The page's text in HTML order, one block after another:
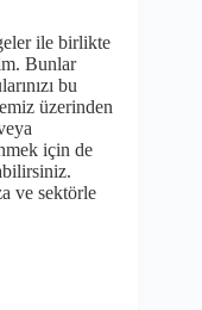
ile birlikte
Bunlar
bu
üzerinden
için de
ve sektörle